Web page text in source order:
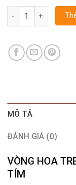
Số lượng
MÔ TẢ
ĐÁNH GIÁ (0)
VÒNG HOA
TÍM